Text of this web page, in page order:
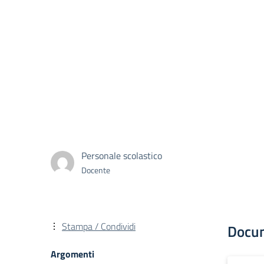
Personale scolastico
Docente
Stampa / Condividi
Argomenti